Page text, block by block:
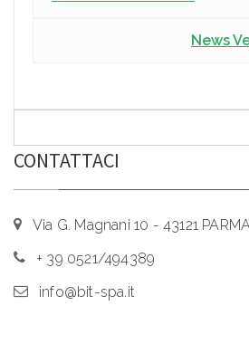
News
CONTATTACI
Via G. Magnani 10 - 43121
+ 39 0521/494389
info@bit-spa.it